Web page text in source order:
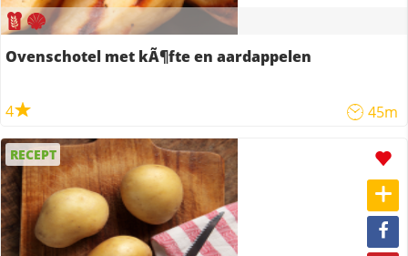
Ovenschotel met kÃ¶fte en aardappelen
4 45m
RECEPT